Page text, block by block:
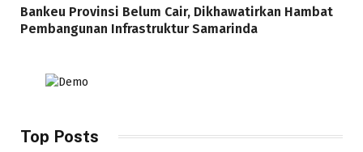
Bankeu Provinsi Belum Cair, Dikhawatirkan Hambat
Pembangunan Infrastruktur Samarinda
Top Posts